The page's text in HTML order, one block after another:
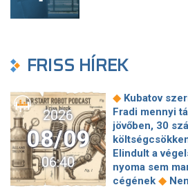
FRISS HÍREK
2026
08/09
06:40
◆ Kubatov
Fradi mennyi
jövőben, 30
Elindult a
nyoma sem
cégének ◆